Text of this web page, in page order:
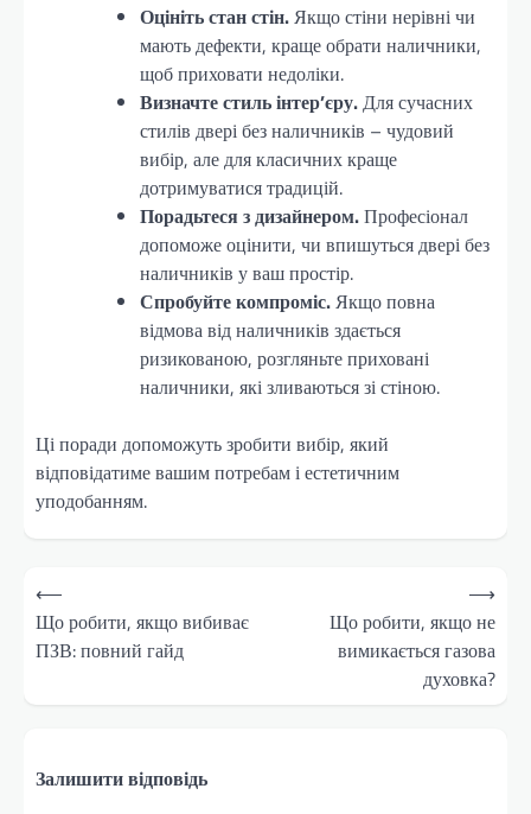
Оцініть стан стін.Якщо стіни нерівні чи
мають дефекти, краще обрати наличники,
щоб приховати недоліки.
Визначте стиль інтер’єру.Для сучасних
стилів двері без наличників – чудовий
вибір, але для класичних краще
дотримуватися традицій.
Порадьтеся з дизайнером.Професіонал
допоможе оцінити, чи впишуться двері без
наличників у ваш простір.
Спробуйте компроміс.Якщо повна
відмова від наличників здається
ризикованою, розгляньте приховані
наличники, які зливаються зі стіною.
Ці поради допоможуть зробити вибір, який
відповідатиме вашим потребам і естетичним
уподобанням.
Навігація
записів
⟵
Що робити, якщо вибиває
ПЗВ: повний гайд
Що робити, якщо не
вимикається газова
духовка?
⟶
Залишити відповідь